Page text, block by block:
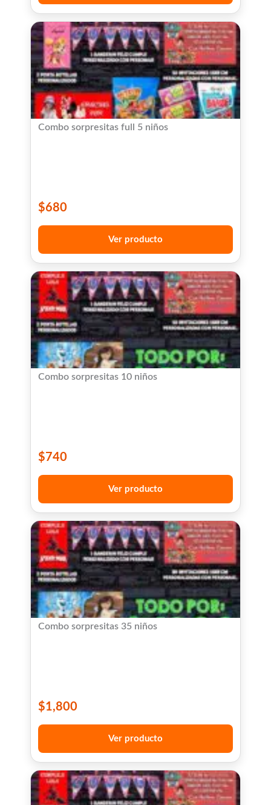
Combo sorpresitas full 5 niños
$680
Ver producto
Combo sorpresitas 10 niños
$740
Ver producto
Combo sorpresitas 35 niños
$1,800
Ver producto